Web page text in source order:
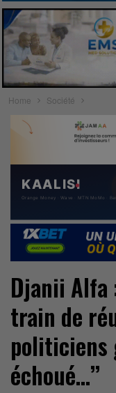
Home Société
Djanii Alfa
train de
politiciens
échoué…’’